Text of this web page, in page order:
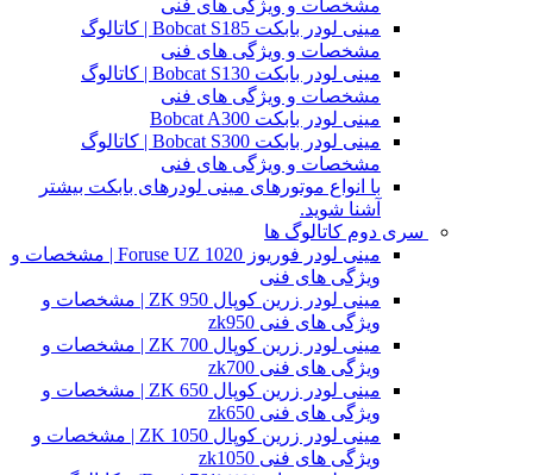
مشخصات و ویژگی های فنی
مینی لودر بابکت Bobcat S185 | کاتالوگ
مشخصات و ویژگی های فنی
مینی لودر بابکت Bobcat S130 | کاتالوگ
مشخصات و ویژگی های فنی
مینی لودر بابکت Bobcat A300
مینی لودر بابکت Bobcat S300 | کاتالوگ
مشخصات و ویژگی های فنی
با انواع موتورهای مینی لودرهای بابکت بیشتر
آشنا شوید.
سری دوم کاتالوگ ها
مینی لودر فوریوز Foruse UZ 1020 | مشخصات و
ویژگی های فنی
مینی لودر زرین کوپال ZK 950 | مشخصات و
ویژگی های فنی zk950
مینی لودر زرین کوپال ZK 700 | مشخصات و
ویژگی های فنی zk700
مینی لودر زرین کوپال ZK 650 | مشخصات و
ویژگی های فنی zk650
مینی لودر زرین کوپال ZK 1050 | مشخصات و
ویژگی های فنی zk1050